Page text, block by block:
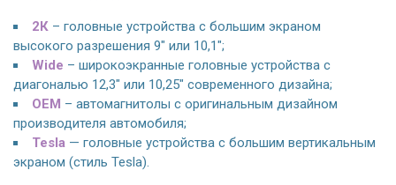
2К – головные устройства с большим экраном
высокого разрешения 9" или 10,1";
Wide – широкоэкранные головные устройства с
диагональю 12,3" или 10,25" современного дизайна;
OEM – автомагнитолы с оригинальным дизайном
производителя автомобиля;
Tesla — головные устройства с большим вертикальным
экраном (стиль Tesla).